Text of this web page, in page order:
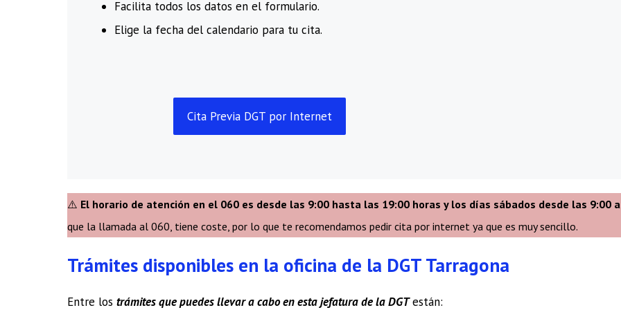
Facilita todos los datos en el formulario.
Elige la fecha del calendario para tu cita.
Cita Previa DGT por Internet
⚠️ El horario de atención en el 060 es desde las 9:00 hasta las 19:00 horas y los días sábados desde las 9:00
que la llamada al 060, tiene coste, por lo que te recomendamos pedir cita por internet ya que es muy sencillo.
Trámites disponibles en la oficina de la DGT Tarragona
Entre los trámites que puedes llevar a cabo en esta jefatura de la DGTestán: